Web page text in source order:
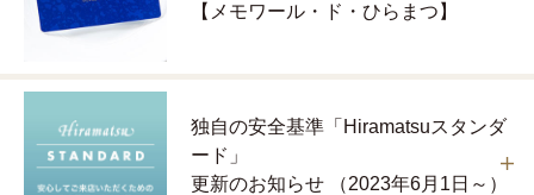
【メモワール・ド・ひらまつ】
独自の安全基準「Hiramatsuスタンダ
ード」
更新のお知らせ （2023年6月1日～）